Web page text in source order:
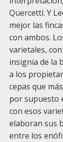
Quercetti. Y
mejor las
con ambos.
varietales,
insignia de la
a los
cepas que
por supuesto
con esos
elaboran sus
entre los